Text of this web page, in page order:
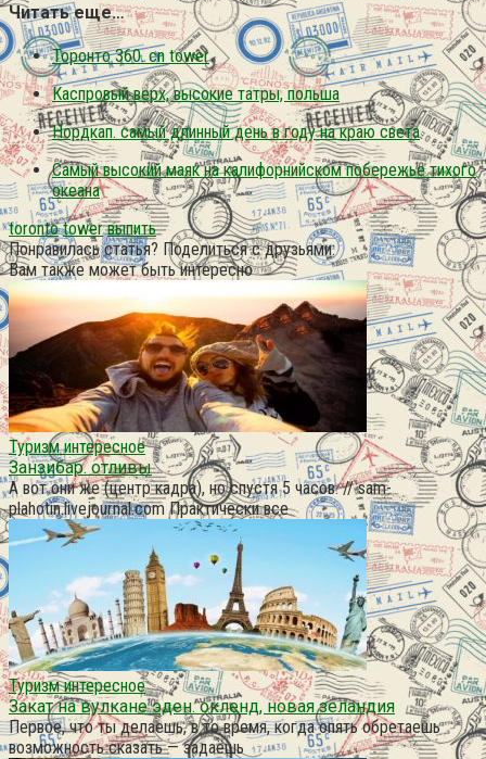
Читать еще…
Торонто 360. cn tower
Каспровый верх, высокие татры, польша
Нордкап. самый длинный день в году на краю света
Самый высокий маяк на калифорнийском побережье тихого
океана
toronto tower выпить
Понравилась статья? Поделиться с друзьями:
Вам также может быть интересно
Туризм интересное
Занзибар. отливы
А вот они же (центр кадра), но спустя 5 часов. // sam-
plahotin.livejournal.com Практически все
Туризм интересное
Закат на вулкане эден. окленд, новая зеландия
Первое, что ты делаешь, в то время, когда опять обретаешь
возможность сказать — задаёшь